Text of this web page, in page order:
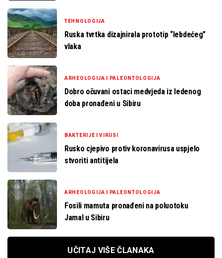
TEHNOLOGIJA
Ruska tvrtka dizajnirala prototip “lebdećeg”
vlaka
ARHEOLOGIJA I PALEONTOLOGIJA
Dobro očuvani ostaci medvjeda iz ledenog
doba pronađeni u Sibiru
BAKTERIJE I VIRUSI
Rusko cjepivo protiv koronavirusa uspjelo
stvoriti antitijela
ARHEOLOGIJA I PALEONTOLOGIJA
Fosili mamuta pronađeni na poluotoku
Jamal u Sibiru
UČITAJ VIŠE ČLANAKA